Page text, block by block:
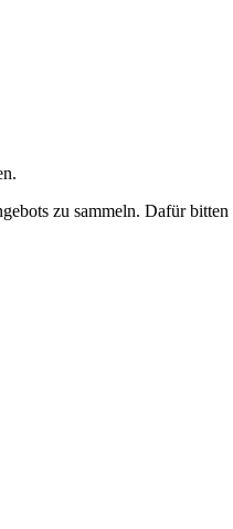
zu sammeln. Dafür